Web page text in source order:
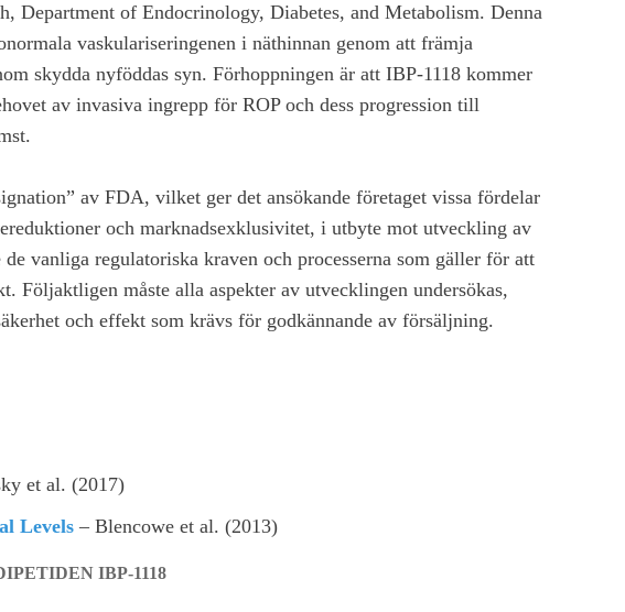
Department of Endocrinology, Diabetes, and Metabolism. Denna
vaskulariseringenen i näthinnan genom att främja
skydda nyföddas syn. Förhoppningen är att IBP-1118 kommer
av invasiva ingrepp för ROP och dess progression till
av FDA, vilket ger det ansökande företaget vissa fördelar
och marknadsexklusivitet, i utbyte mot utveckling av
vanliga regulatoriska kraven och processerna som gäller för att
Följaktligen måste alla aspekter av utvecklingen undersökas,
och effekt som krävs för godkännande av försäljning.
et al. (2017)
Levels – Blencowe et al. (2013)
IBP-1118